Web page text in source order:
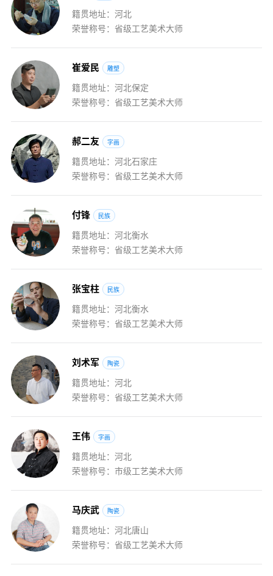
籍贯地址：河北
荣誉称号：省级工艺美术大师
崔爱民 雕塑
籍贯地址：河北保定
荣誉称号：省级工艺美术大师
郝二友 字画
籍贯地址：河北石家庄
荣誉称号：省级工艺美术大师
付锋 民族
籍贯地址：河北衡水
荣誉称号：省级工艺美术大师
张宝柱 民族
籍贯地址：河北衡水
荣誉称号：省级工艺美术大师
刘术军 陶瓷
籍贯地址：河北
荣誉称号：省级工艺美术大师
王伟 字画
籍贯地址：河北
荣誉称号：市级工艺美术大师
马庆武 陶瓷
籍贯地址：河北唐山
荣誉称号：省级工艺美术大师